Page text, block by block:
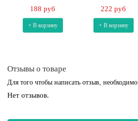
188 руб
+ В корзину
222 руб
+ В корзину
Отзывы о товаре
Для того чтобы написать отзыв, необходимо
Нет отзывов.